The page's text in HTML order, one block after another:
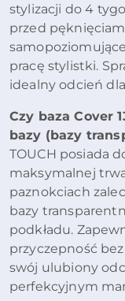
stylizacji do 4
przed
pracę stylistki.
idealny odcień
Czy baza Cover
bazy (bazy
TOUCH posiada
maksymalnej
paznokciach
bazy
podkładu.
przyczepność
swój ulubiony
perfekcyjnym